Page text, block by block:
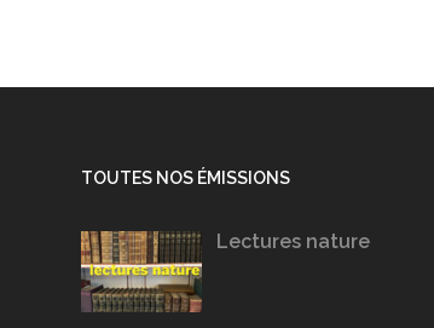
TOUTES NOS ÉMISSIONS
Lectures nature